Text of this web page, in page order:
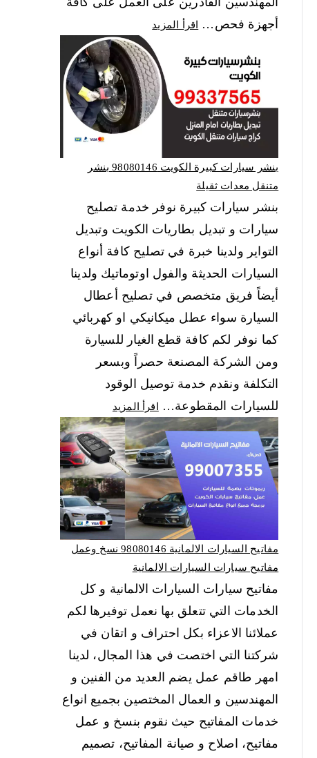
أجهزة فحص…
اقرأ المزيد
بنشر سيارات كبيرة الكويت 98080146‬ بنشر
متنقل معدات ثقيلة
بنشر سيارات كبيرة نوفر خدمة تصليح
سيارات و تبديل بطاريات الكويت وتبديل
التواير ولدينا خبرة في تصليح كافة أنواع
السيارات الحديثة والفول اوتوماتيك ولدينا
أيضاً فريق متخصص في تصليح أعطال
السيارة سواء عطل ميكانيكي او كهربائي
كما نوفر لكم كافة قطع الغيار للسيارة
ومن الشركة المصنعة حصراً وبسعر
التكلفة ونقدم خدمة توصيل الوقود
للسيارات المقطوعة…
اقرأ المزيد
مفاتيح السيارات الالمانية 98080146‬ نسخ وعمل
مفاتيح سيارات السيارات الالمانية
مفاتيح سيارات السيارات الالمانية و كل
الخدمات التي تتعلق بها نعمل توفيرها لكم
عملائنا الاعزاء بكل احتراف و اتقان في
شركتنا التي اختصت في هذا المجال، لدينا
امهر طاقم عمل يضم العديد من الفنين و
المهندسين و العمال المختصين بجميع انواع
خدمات المفاتيح حيث نقوم بنسخ و عمل
مفاتيح، اصلاح و صيانة المفاتيح، تصميم